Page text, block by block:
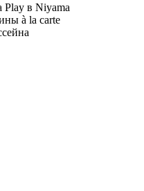
Play в Niyama
à la carte